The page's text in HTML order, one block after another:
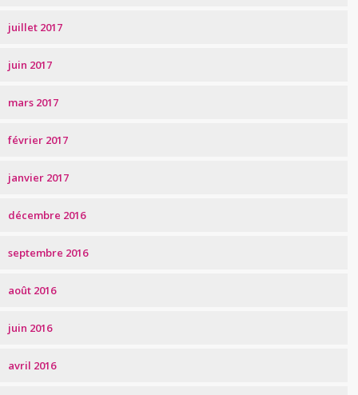
juillet 2017
juin 2017
mars 2017
février 2017
janvier 2017
décembre 2016
septembre 2016
août 2016
juin 2016
avril 2016